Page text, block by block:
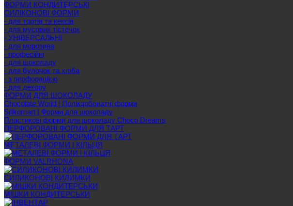
ФОРМИ КОНДИТЕРСЬКІ
СИЛІКОНОВІ ФОРМИ
- для тортів та кексів
- для мусових тістечок
- УНІВЕРСАЛЬНІ
- для морозива
- професійні
- для шоколаду
- для булочок та хліба
- з перфорацією
- для декору
ФОРМИ ДЛЯ ШОКОЛАДУ
Chocolate World | Полікарбонатні форми
Silikomart | Форми для шоколаду
Пластикові форми для шоколаду Choco Dreams
ПЕРФОРОВАНІ ФОРМИ ДЛЯ ТАРТ
МЕТАЛЕВІ ФОРМИ І КІЛЬЦЯ
ФОРМИ VALRHONA
СИЛИКОНОВІ КИЛИМКИ
МІШКИ КОНДИТЕРСЬКИ